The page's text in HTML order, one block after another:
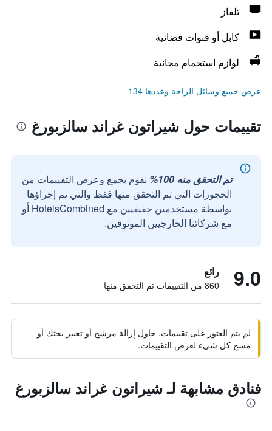
تلفاز
كابل أو قنوات فضائية
لوازم استحمام مجانية
عرض جميع وسائل الراحة وعددها 134
تقييمات حول شيراتون غراند سالزبورغ
تم التحقق منه 100%
نقوم بجمع وعرض التقييمات من
الحجوزات التي تم التحقق منها فقط والتي تم إجراؤها
بواسطة مستخدمين حقيقيين مع HotelsCombined أو
مع شركائنا الخارجيين الموثوقين.
9.0 رائع
860 من التقييمات تم التحقق منها
لم يتم العثور على تقييمات. حاول إزالة مرشح أو تغيير بحثك أو
مسح كل شيء لعرض التقييمات.
فنادق مشابهة لـ شيراتون غراند سالزبورغ